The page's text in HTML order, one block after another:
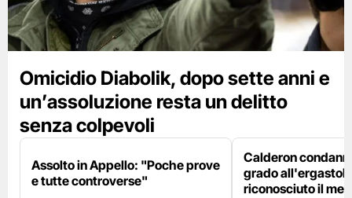
Omicidio Diabolik, dopo sette anni e
un’assoluzione resta un delitto
senza colpevoli
Assolto in Appello: "Poche prove
e tutte controverse"
Calderon
grado
riconosciuto il